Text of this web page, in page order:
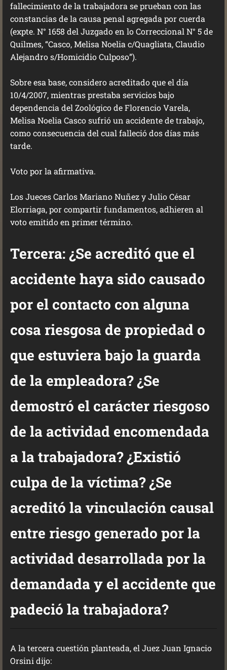
fallecimiento de la trabajadora se prueban con las
constancias de la causa penal agregada por cuerda
(expte. N° 1658 del Juzgado en lo Correccional N° 5 de
Quilmes, “Casco, Melisa Noelia c/Quagliata, Claudio
Alejandro s/Homicidio Culposo”).
Sobre esa base, considero acreditado que el día
10/4/2007, mientras prestaba servicios bajo
dependencia del Zoológico de Florencio Varela,
Melisa Noelia Casco sufrió un accidente de trabajo,
como consecuencia del cual falleció dos días más
tarde.
Voto por la afirmativa.
Los Jueces Carlos Mariano Nuñez y Julio César
Elorriaga, por compartir fundamentos, adhieren al
voto emitido en primer término.
Tercera: ¿Se acreditó que el
accidente haya sido causado
por el contacto con alguna
cosa riesgosa de propiedad o
que estuviera bajo la guarda
de la empleadora? ¿Se
demostró el carácter riesgoso
de la actividad encomendada
a la trabajadora? ¿Existió
culpa de la víctima? ¿Se
acreditó la vinculación causal
entre riesgo generado por la
actividad desarrollada por la
demandada y el accidente que
padeció la trabajadora?
A la tercera cuestión planteada, el Juez Juan Ignacio
Orsini dijo: